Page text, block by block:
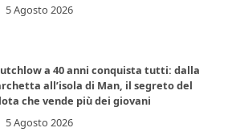
5 Agosto 2026
a 40 anni conquista tutti: dalla
all’isola di Man, il segreto del
che vende più dei giovani
5 Agosto 2026